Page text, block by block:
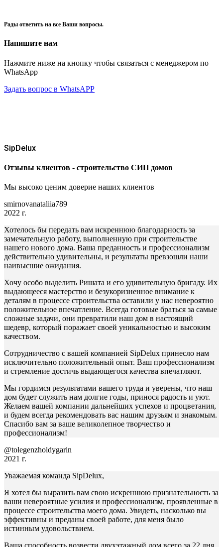
Рады ответить на все Ваши вопросы.
Напишите нам
Нажмите ниже на кнопку чтобы связаться с менеджером по
WhatsApp
Задать вопрос в WhatsAPP
SipDelux
Отзывы клиентов - строительство СИП домов
Мы высоко ценим доверие наших клиентов
smirnovanataliia789
2022 г.
Хотелось бы передать вам искреннюю благодарность за
замечательную работу, выполненную при строительстве
нашего нового дома. Ваша преданность и профессионализм
действительно удивительны, и результаты превзошли наши
наивысшие ожидания.
Хочу особо выделить Ришата и его удивительную бригаду. Их
выдающееся мастерство и безукоризненное внимание к
деталям в процессе строительства оставили у нас невероятно
положительное впечатление. Всегда готовые браться за самые
сложные задачи, они превратили наш дом в настоящий
шедевр, который поражает своей уникальностью и высоким
качеством.
Сотрудничество с вашей компанией SipDelux принесло нам
исключительно положительный опыт. Ваш профессионализм
и стремление достичь выдающегося качества впечатляют.
Мы гордимся результатами вашего труда и уверены, что наш
дом будет служить нам долгие годы, принося радость и уют.
Желаем вашей компании дальнейших успехов и процветания,
и будем всегда рекомендовать вас нашим друзьям и знакомым.
Спасибо вам за ваше великолепное творчество и
профессионализм!
@tolegenzholdygarin
2021 г.
Уважаемая команда SipDelux,
Я хотел бы выразить вам свою искреннюю признательность за
ваши невероятные усилия и профессионализм, проявленные в
процессе строительства моего дома. Увидеть, насколько вы
эффективны и преданы своей работе, для меня было
истинным удовольствием.